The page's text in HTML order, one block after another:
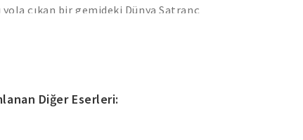
çıkan bir gemideki Dünya Satranç
yine gün yüzüne çıkacaktır...
Diğer Eserleri: